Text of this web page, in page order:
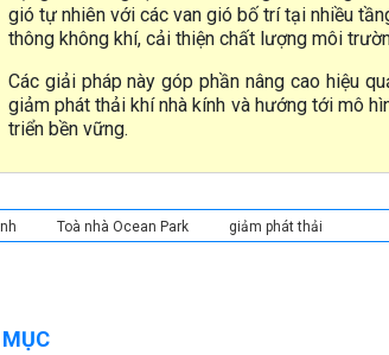
gió tự nhiên với các van gió bố trí tại nhiều
thông không khí, cải thiện chất lượng môi
Các giải pháp này góp phần nâng cao hiệu
giảm phát thải khí nhà kính và hướng tới mô
triển bền vững.
Toà nhà Ocean Park giảm phát thải